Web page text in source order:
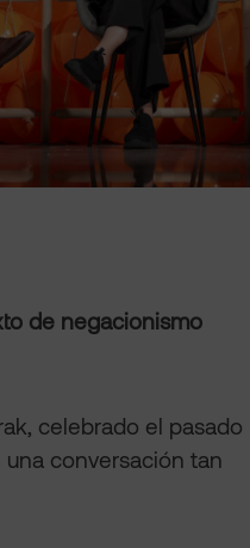
de negacionismo
celebrado el pasado
conversación tan